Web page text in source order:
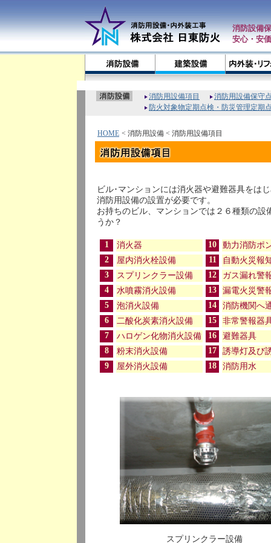
消防設備
安心・安
消防用設備項目
消防用設備保守
防火対象物定期点検・防災管理定期
HOME < 消防用設備 < 消防用設備項目
ビル･マンションには消火器や避難器具をは
消防用設備の設置が必要です。
お持ちのビル、マンションでは２６種類の
うか？
1 消火器 10
動力消防ポ
2
屋内消火栓設備 11
自動火災報
3
スプリンクラー設備 12
ガス漏れ警
4
水噴霧消火設備 13
漏電火災警
5
泡消火設備 14
消防機関へ
6
二酸化炭素消火設備 15
非常警報器
7
ハロゲン化物消火設備 16
避難器具
8
粉末消火設備 17
誘導灯及び
9
屋外消火設備 18 消防用水
スプリンクラー設備